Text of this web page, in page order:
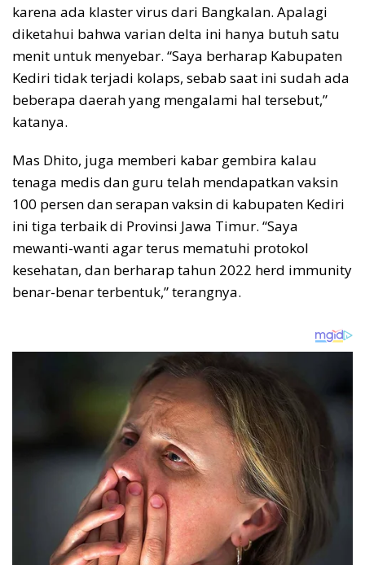
karena ada klaster virus dari Bangkalan. Apalagi
diketahui bahwa varian delta ini hanya butuh satu
menit untuk menyebar. “Saya berharap Kabupaten
Kediri tidak terjadi kolaps, sebab saat ini sudah ada
beberapa daerah yang mengalami hal tersebut,”
katanya.
Mas Dhito, juga memberi kabar gembira kalau
tenaga medis dan guru telah mendapatkan vaksin
100 persen dan serapan vaksin di kabupaten Kediri
ini tiga terbaik di Provinsi Jawa Timur. “Saya
mewanti-wanti agar terus mematuhi protokol
kesehatan, dan berharap tahun 2022 herd immunity
benar-benar terbentuk,” terangnya.